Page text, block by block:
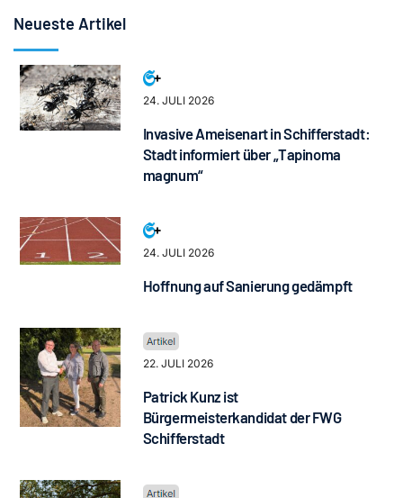
Neueste Artikel
24. JULI 2026
Invasive Ameisenart in Schifferstadt:
Stadt informiert über „Tapinoma
magnum“
24. JULI 2026
Hoffnung auf Sanierung gedämpft
22. JULI 2026
Patrick Kunz ist
Bürgermeisterkandidat der FWG
Schifferstadt